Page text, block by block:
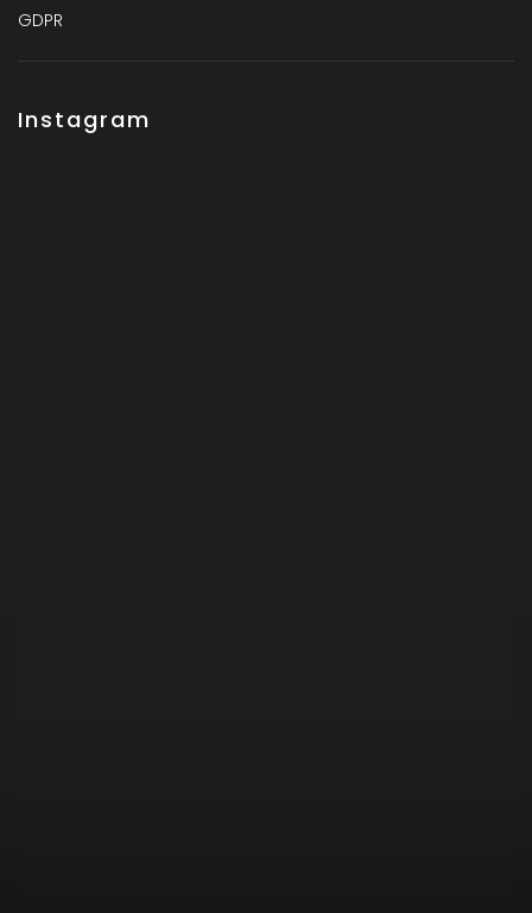
GDPR
Instagram